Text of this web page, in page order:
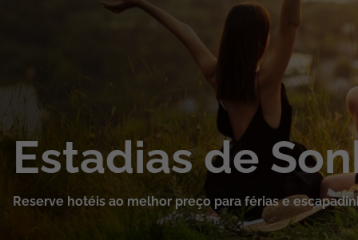
Pacotes de Férias
Cruzeiros
Promoções
Estadias de
Reserve hotéis ao melhor preço para férias e